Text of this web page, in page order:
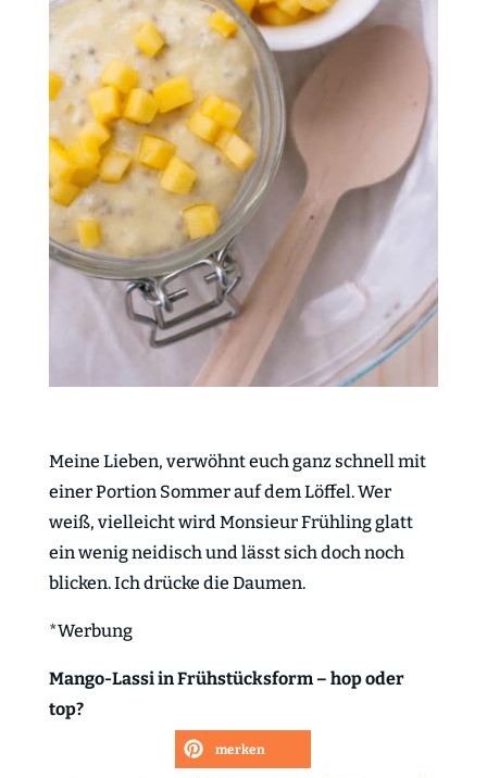
Meine Lieben, verwöhnt euch ganz schnell mit
einer Portion Sommer auf dem Löffel. Wer
weiß, vielleicht wird Monsieur Frühling glatt
ein wenig neidisch und lässt sich doch noch
blicken. Ich drücke die Daumen.
*Werbung
Mango-Lassi in Frühstücksform – hop oder
top?
merken